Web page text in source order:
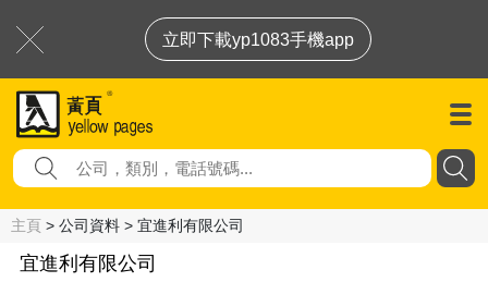
立即下載yp1083手機app
主頁 > 公司資料 > 宜進利有限公司
宜進利有限公司